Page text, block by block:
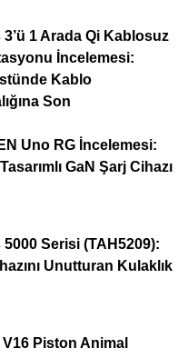
3’ü 1 Arada Qi Kablosuz
İncelemesi:
Kablo
Son
Uno RG İncelemesi:
GaN Şarj Cihazı
5000 Serisi (TAH5209):
Unutturan Kulaklık
Piston Animal